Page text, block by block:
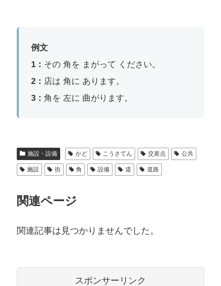
例文
1： その 角を まがって ください。
2： 店は 角に あります。
3：角を 左に 曲がります。
施設・設備 かど こうさてん 交差点 公共
施設 街 角 設備 道 道路
関連ページ
関連記事は見つかりませんでした。
スポンサーリンク